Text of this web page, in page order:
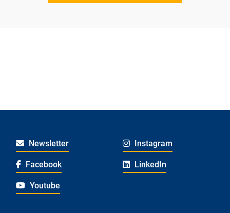
Newsletter Instagram
Facebook LinkedIn
Youtube